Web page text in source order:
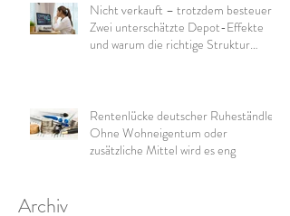
Nicht verkauft – trotzdem besteuert:
Zwei unterschätzte Depot-Effekte
und warum die richtige Struktur
Rentenlücke deutscher Ruheständler:
Ohne Wohneigentum oder
zusätzliche Mittel wird es eng
Archiv